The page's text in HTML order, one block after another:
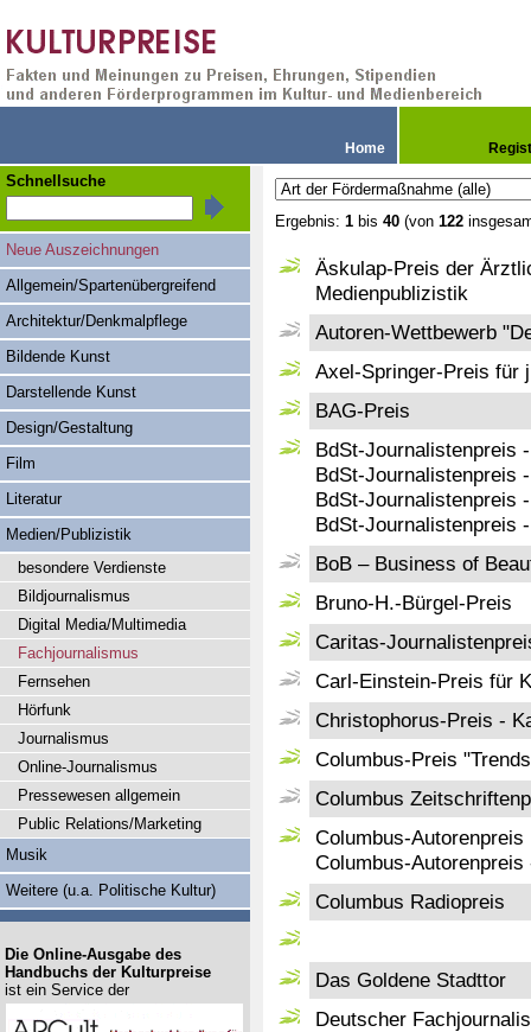
Home
Ergebnis: 1 bis 40 (von 122
Äskulap-Preis der
Medienpublizistik
Autoren-Wettbewerb
Axel-Springer-Preis für
BAG-Preis
BdSt-Journalistenpreis
BdSt-Journalistenpreis
BdSt-Journalistenpreis
BdSt-Journalistenpreis
BoB – Business of
Bruno-H.-Bürgel-Preis
Caritas-
Carl-Einstein-Preis für
Christophorus-Preis -
Columbus-Preis
Columbus
Columbus-Autorenpreis
Columbus-
Columbus Radiopreis
Das Goldene Stadttor
Deutscher
Schnellsuche
Neue Auszeichnungen
Allgemein/Spartenübergreifend
Architektur/Denkmalpflege
Bildende Kunst
Darstellende Kunst
Design/Gestaltung
Film
Literatur
Medien/Publizistik
besondere Verdienste
Bildjournalismus
Digital Media/Multimedia
Fachjournalismus
Fernsehen
Hörfunk
Journalismus
Online-Journalismus
Pressewesen allgemein
Public Relations/Marketing
Musik
Weitere (u.a. Politische Kultur)
Die Online-Ausgabe des
Handbuchs der Kulturpreise
ist ein Service der